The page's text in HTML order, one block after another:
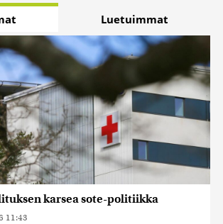
Luetuimmat
karsea sote-politiikka
11:43